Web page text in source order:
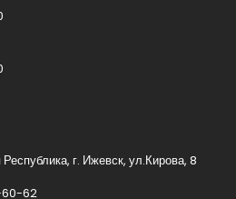
г. Ижевск, ул.Кирова, 8
60-62